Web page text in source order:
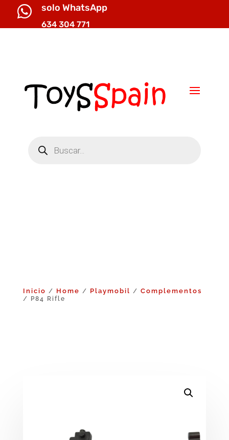
 solo WhatsApp
634 304 771
productos
Inicio / Home / Playmobil / Complementos
/ P84 Rifle